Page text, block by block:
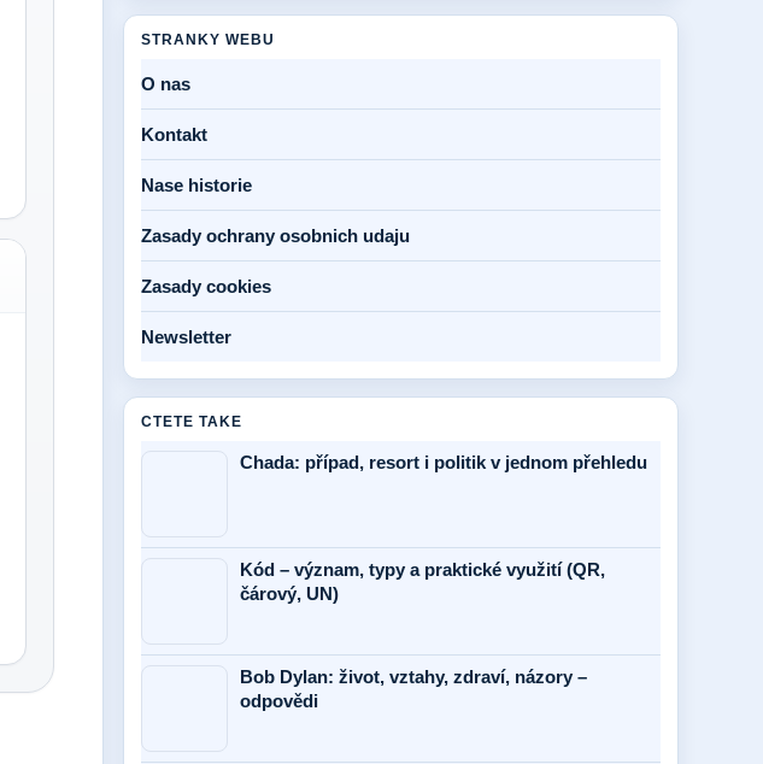
STRANKY WEBU
O nas
Kontakt
Nase historie
Zasady ochrany osobnich udaju
Zasady cookies
Newsletter
CTETE TAKE
Chada: případ, resort i politik v jednom přehledu
Kód – význam, typy a praktické využití (QR,
čárový, UN)
Bob Dylan: život, vztahy, zdraví, názory –
odpovědi